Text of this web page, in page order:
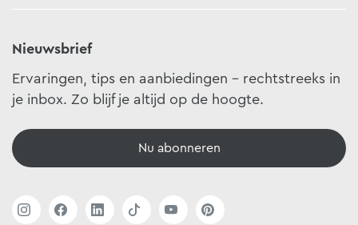
Nieuwsbrief
Ervaringen, tips en aanbiedingen - rechtstreeks in
je inbox. Zo blijf je altijd op de hoogte.
Nu abonneren